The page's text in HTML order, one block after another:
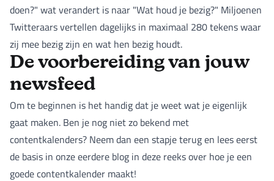
doen?" wat verandert is naar "Wat houd je bezig?" Miljoenen
Twitteraars vertellen dagelijks in maximaal 280 tekens waar
zij mee bezig zijn en wat hen bezig houdt.
De voorbereiding van jouw
newsfeed
Om te beginnen is het handig dat je weet wat je eigenlijk
gaat maken. Ben je nog niet zo bekend met
contentkalenders? Neem dan een stapje terug en lees eerst
de basis in onze eerdere blog in deze reeks over hoe je een
goede contentkalender maakt!